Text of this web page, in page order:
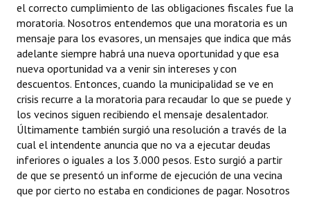
el correcto cumplimiento de las obligaciones fiscales fue la
moratoria. Nosotros entendemos que una moratoria es un
mensaje para los evasores, un mensajes que indica que más
adelante siempre habrá una nueva oportunidad y que esa
nueva oportunidad va a venir sin intereses y con
descuentos. Entonces, cuando la municipalidad se ve en
crisis recurre a la moratoria para recaudar lo que se puede y
los vecinos siguen recibiendo el mensaje desalentador.
Últimamente también surgió una resolución a través de la
cual el intendente anuncia que no va a ejecutar deudas
inferiores o iguales a los 3.000 pesos. Esto surgió a partir
de que se presentó un informe de ejecución de una vecina
que por cierto no estaba en condiciones de pagar. Nosotros